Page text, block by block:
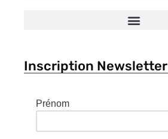
Inscription Newsletter
Prénom